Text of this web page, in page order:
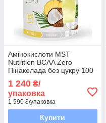
Амінокислоти MST
Nutrition BCАA Zero
Пiнаколада без цукру 100
порцiй 600 грамів EXP
8/26 року включно
1 240 ₴/
упаковка
1 590 ₴/упаковка
Купити